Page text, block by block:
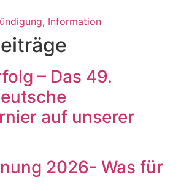
, Information
– Das 49.
auf unserer
2026- Was für